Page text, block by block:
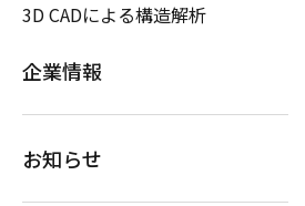
3D CADによる構造解析
企業情報
お知らせ